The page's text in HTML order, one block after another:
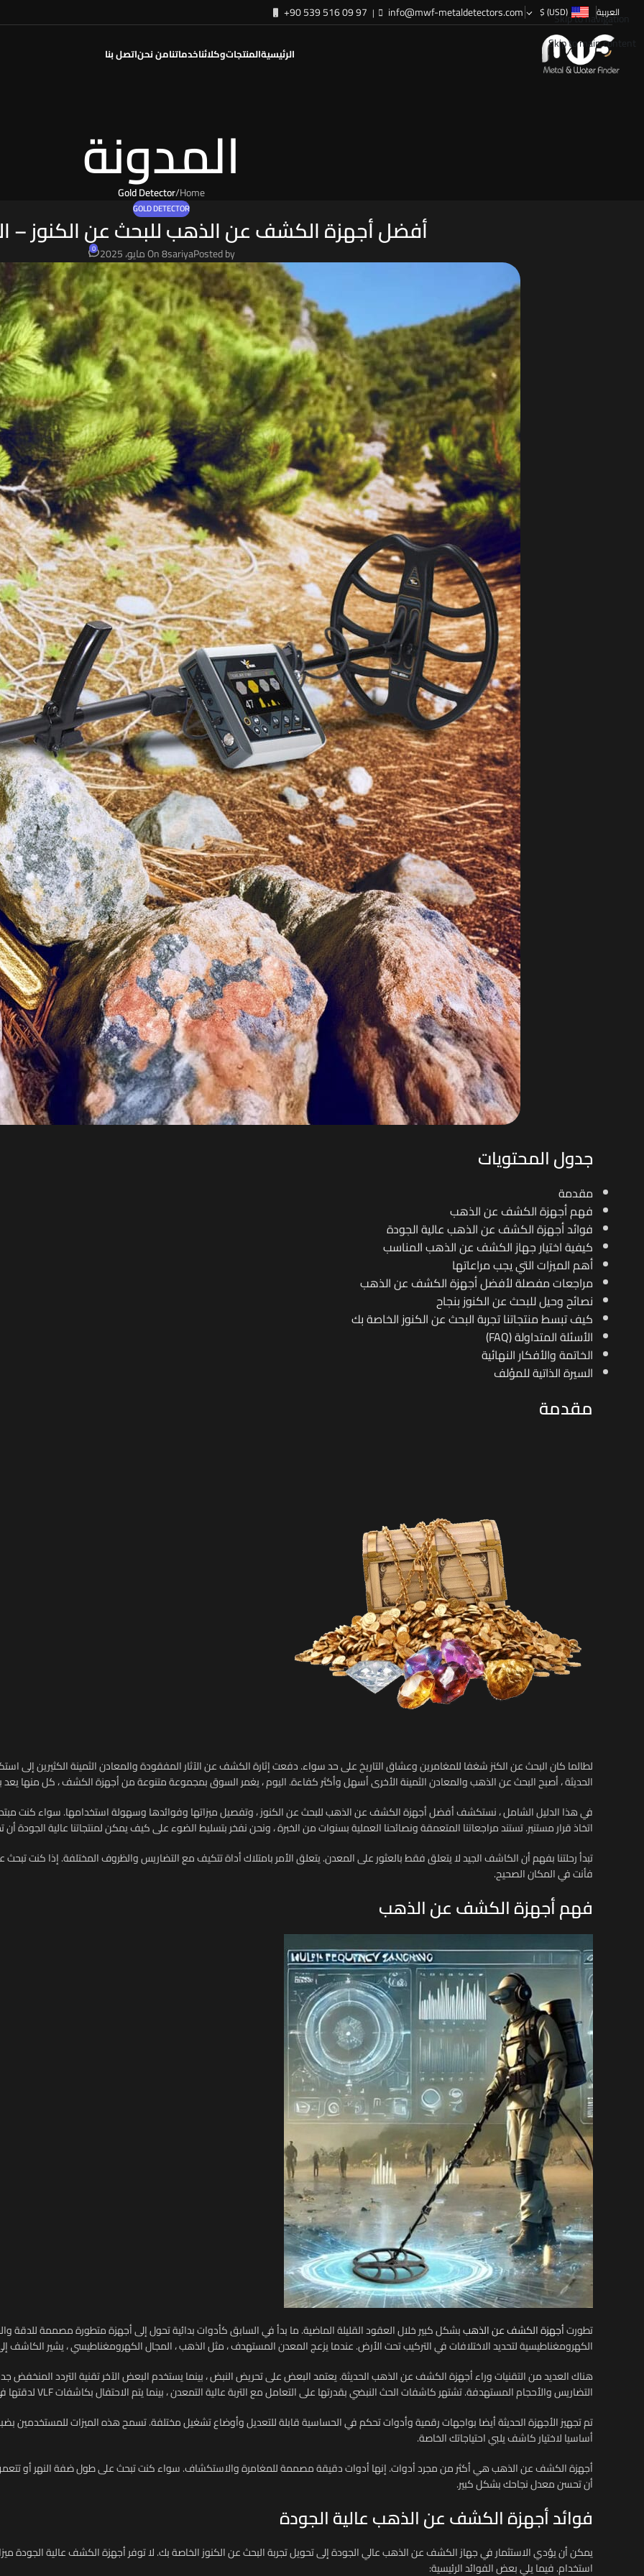
Skip to navigation
Skip to main content
العربية (USD)
$
+90 539 516 09 97 | info@mwf-metaldetectors.com
الرئيسيةالمنتجاتوكلائناخدماتنامن نحناتصل بنا
المدونة
Home
/
Gold Detector
GOLD DETECTOR
أفضل أجهزة الكشف عن الذهب للبحث عن الكنوز –
Posted by
sariyaOn 8 مايو، 2025 0
جدول المحتويات
مقدمة
فهم أجهزة الكشف عن الذهب
فوائد أجهزة الكشف عن الذهب عالية الجودة
كيفية اختيار جهاز الكشف عن الذهب المناسب
أهم الميزات التي يجب مراعاتها
مراجعات مفصلة لأفضل أجهزة الكشف عن الذهب
نصائح وحيل للبحث عن الكنوز بنجاح
كيف تبسط منتجاتنا تجربة البحث عن الكنوز الخاصة بك
الأسئلة المتداولة (FAQ)
الخاتمة والأفكار النهائية
السيرة الذاتية للمؤلف
مقدمة
لطالما كان البحث عن الكنز شغفا للمغامرين وعشاق التاريخ على حد سواء. دفعت إثارة الكشف عن الآثار المفقودة والمعادن الثمينة الكثيرين إلى
الحديثة ، أصبح البحث عن الذهب والمعادن الثمينة الأخرى أسهل وأكثر كفاءة. اليوم ، يغمر السوق بمجموعة متنوعة من أجهزة الكشف ، كل منها يعد
في هذا الدليل الشامل ، نستكشف أفضل أجهزة الكشف عن الذهب للبحث عن الكنوز ، وتفصيل ميزاتها وفوائدها وسهولة استخدامها. سواء كنت
اتخاذ قرار مستنير. تستند مراجعاتنا المتعمقة ونصائحنا العملية بسنوات من الخبرة ، ونحن نفخر بتسليط الضوء على كيف يمكن لمنتجاتنا عالية الجودة
تبدأ رحلتنا بفهم أن الكاشف الجيد لا يتعلق فقط بالعثور على المعدن. يتعلق الأمر بامتلاك أداة تتكيف مع التضاريس والظروف المختلفة. إذا كنت تبحث
فأنت في المكان الصحيح.
فهم أجهزة الكشف عن الذهب
تطورتأجهزة الكشف عن الذهببشكل كبير خلال العقود القليلة الماضية. ما بدأ في السابق كأدوات بدائية تحول إلى أجهزة متطورة مصممة
الكهرومغناطيسية لتحديد الاختلافات في التركيب تحت الأرض. عندما يزعج المعدن المستهدف ، مثل الذهب ، المجال الكهرومغناطيسي ، يشير الكاشف
التضاريس والأحجام المستهدفة. تشتهر كاشفات الحث النبضي بقدرتها على التعامل مع التربة عالية التمعدن ، بينما يتم الاحتفال بكاشفات VLF لدقتها في التمييز بين أنواع المعادن المختلفة.
تم تجهيز الأجهزة الحديثة أيضا بواجهات رقمية وأدوات تحكم في الحساسية قابلة للتعديل وأوضاع تشغيل مختلفة. تسمح هذه الميزات للمستخدمين
أساسيا لاختيار كاشف يلبي احتياجاتك الخاصة.
أجهزة الكشف عن الذهب هي أكثر من مجرد أدوات. إنها أدوات دقيقة مصممة للمغامرة والاستكشاف. سواء كنت تبحث على طول ضفة النهر أو
أن تحسن معدل نجاحك بشكل كبير.
فوائد أجهزة الكشف عن الذهب عالية الجودة
يمكن أن يؤدي الاستثمار في جهاز الكشف عن الذهب عالي الجودة إلى تحويل تجربة البحث عن الكنوز الخاصة بك. لا توفر أجهزة الكشف عالية
استخدام. فيما يلي بعض الفوائد الرئيسية: